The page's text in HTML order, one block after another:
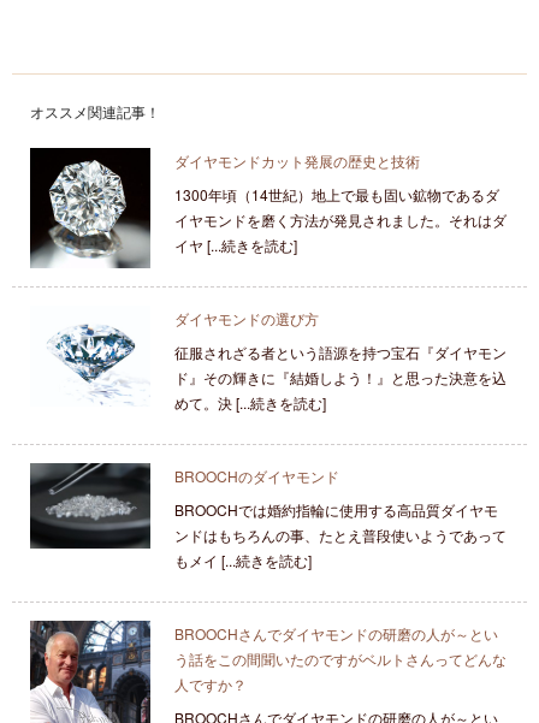
オススメ関連記事！
ダイヤモンドカット発展の歴史と技術
1300年頃（14世紀）地上で最も固い鉱物であるダ
イヤモンドを磨く方法が発見されました。それはダ
イヤ [...続きを読む]
ダイヤモンドの選び方
征服されざる者という語源を持つ宝石『ダイヤモン
ド』その輝きに『結婚しよう！』と思った決意を込
めて。決 [...続きを読む]
BROOCHのダイヤモンド
BROOCHでは婚約指輪に使用する高品質ダイヤモ
ンドはもちろんの事、たとえ普段使いようであって
もメイ [...続きを読む]
BROOCHさんでダイヤモンドの研磨の人が～とい
う話をこの間聞いたのですがベルトさんってどんな
人ですか？
BROOCHさんでダイヤモンドの研磨の人が～とい